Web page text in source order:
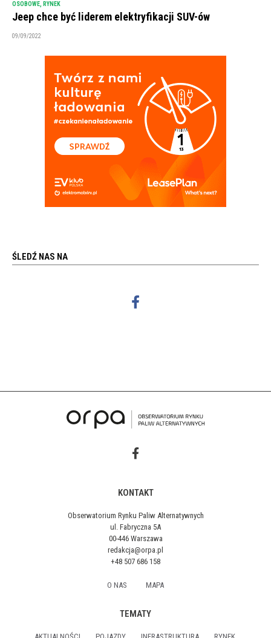
OSOBOWE RYNEK
Jeep chce być liderem elektryfikacji SUV-ów
09/09/2022
ŚLEDŹ NAS NA
KONTAKT
Obserwatorium Rynku Paliw Alternatywnych
ul. Fabryczna 5A
00-446 Warszawa
redakcja@orpa.pl
+48 507 686 158
O NAS MAPA
TEMATY